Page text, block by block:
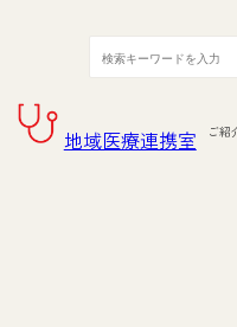
地域医療連携室 ご紹